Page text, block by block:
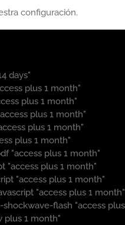
configuración.
days"
plus 1 month"
plus 1 month"
plus 1 month"
plus 1 month"
plus 1 month"
"access plus 1 month"
"access plus 1 month"
"access plus 1 month"
"access plus 1 month"
flash "access
plus 1 month"